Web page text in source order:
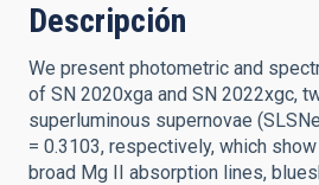
Descripción
We present photometric and
of SN 2020xga and SN 2022xgc,
superluminous supernovae
= 0.3103, respectively, which
broad Mg II absorption lines,